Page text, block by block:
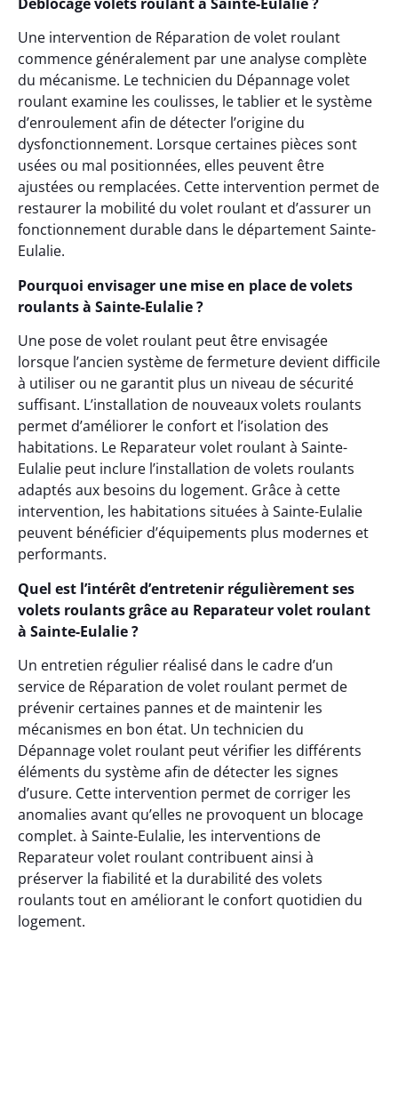
Une intervention de Réparation de volet roulant
commence généralement par une analyse complète
du mécanisme. Le technicien du Dépannage volet
roulant examine les coulisses, le tablier et le système
d’enroulement afin de détecter l’origine du
dysfonctionnement. Lorsque certaines pièces sont
usées ou mal positionnées, elles peuvent être
ajustées ou remplacées. Cette intervention permet de
restaurer la mobilité du volet roulant et d’assurer un
fonctionnement durable dans le département Sainte-
Eulalie.
Pourquoi envisager une mise en place de volets
roulants à Sainte-Eulalie ?
Une pose de volet roulant peut être envisagée
lorsque l’ancien système de fermeture devient difficile
à utiliser ou ne garantit plus un niveau de sécurité
suffisant. L’installation de nouveaux volets roulants
permet d’améliorer le confort et l’isolation des
habitations. Le Reparateur volet roulant à Sainte-
Eulalie peut inclure l’installation de volets roulants
adaptés aux besoins du logement. Grâce à cette
intervention, les habitations situées à Sainte-Eulalie
peuvent bénéficier d’équipements plus modernes et
performants.
Quel est l’intérêt d’entretenir régulièrement ses
volets roulants grâce au Reparateur volet roulant
à Sainte-Eulalie ?
Un entretien régulier réalisé dans le cadre d’un
service de Réparation de volet roulant permet de
prévenir certaines pannes et de maintenir les
mécanismes en bon état. Un technicien du
Dépannage volet roulant peut vérifier les différents
éléments du système afin de détecter les signes
d’usure. Cette intervention permet de corriger les
anomalies avant qu’elles ne provoquent un blocage
complet. à Sainte-Eulalie, les interventions de
Reparateur volet roulant contribuent ainsi à
préserver la fiabilité et la durabilité des volets
roulants tout en améliorant le confort quotidien du
logement.